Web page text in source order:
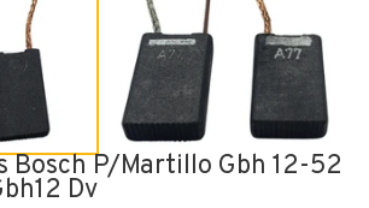
Bosch P/martillo Gbh 12-52
Dv